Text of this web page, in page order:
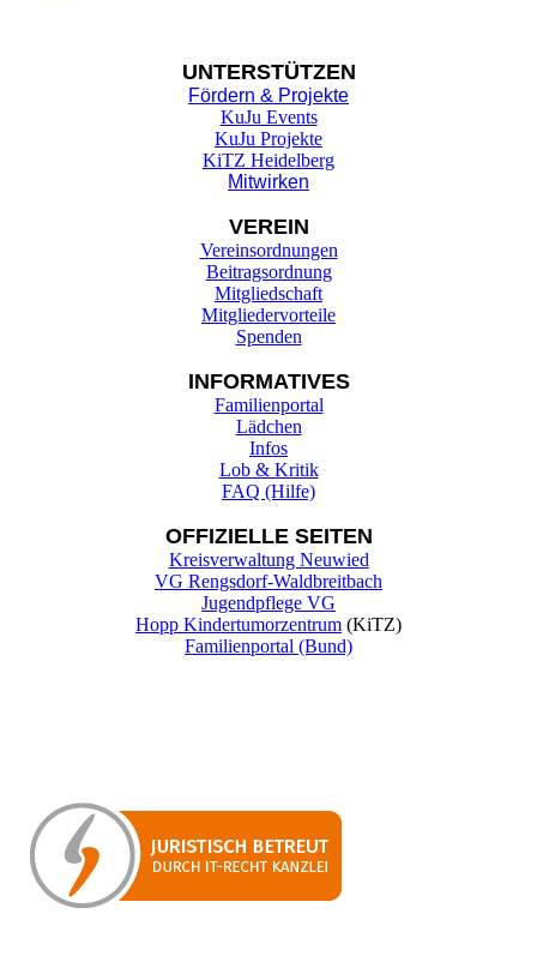
UNTERSTÜTZEN
Fördern & Projekte
KuJu Events
KuJu Projekte
KiTZ Heidelberg
Mitwirken
VEREIN
Vereinsordnungen
Beitragsordnung
Mitgliedschaft
Mitgliedervorteile
Spenden
INFORMATIVES
Familienportal
Lädchen
Infos
Lob & Kritik
FAQ (Hilfe)
OFFIZIELLE SEITEN
Kreisverwaltung Neuwied
VG Rengsdorf-Waldbreitbach
Jugendpflege VG
Hopp Kindertumorzentrum (KiTZ)
Familienportal (Bund)